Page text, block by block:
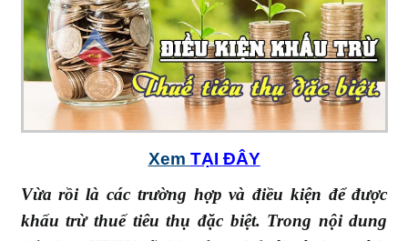
Xem TẠI ĐÂY
Vừa rồi là các trường hợp và điều kiện để được
khấu trừ thuế tiêu thụ đặc biệt. Trong nội dung